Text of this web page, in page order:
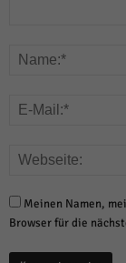
Meinen Namen,
Browser für die